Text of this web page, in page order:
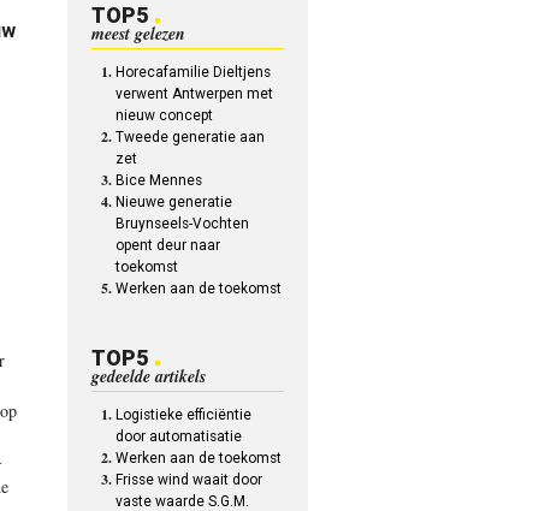
TOP5
meest gelezen
Horecafamilie Dieltjens
verwent Antwerpen met
nieuw concept
Tweede generatie aan
zet
Bice Mennes
Nieuwe generatie
Bruynseels-Vochten
opent deur naar
toekomst
Werken aan de toekomst
TOP5
gedeelde artikels
Logistieke efficiëntie
door automatisatie
Werken aan de toekomst
Frisse wind waait door
vaste waarde S.G.M.